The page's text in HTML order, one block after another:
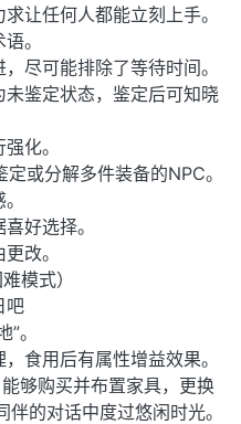
让任何人都能立刻上手。
。
尽可能排除了等待时间。
鉴定状态，鉴定后可知晓
化。
或分解多件装备的NPC。
好选择。
改。
模式）
吧
。
食用后有属性增益效果。
够购买并布置家具，更换
的对话中度过悠闲时光。